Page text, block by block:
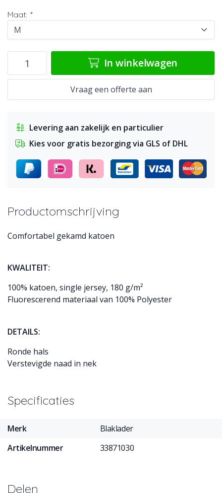
Maat: *
In winkelwagen
Vraag een offerte aan
Levering aan zakelijk en particulier
Kies voor gratis bezorging via GLS of DHL
Productomschrijving
Comfortabel gekamd katoen
KWALITEIT:
100% katoen, single jersey, 180 g/m²
Fluorescerend materiaal van 100% Polyester
DETAILS:
Ronde hals
Verstevigde naad in nek
Specificaties
Merk
Blaklader
Artikelnummer
33871030
Delen